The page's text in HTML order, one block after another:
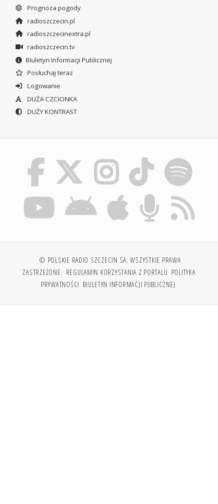
Prognoza pogody
radioszczecin.pl
radioszczecinextra.pl
radioszczecin.tv
Biuletyn Informacji Publicznej
Posłuchaj teraz
Logowanie
DUŻA CZCIONKA
DUŻY KONTRAST
© POLSKIE RADIO SZCZECIN SA. WSZYSTKIE PRAWA
ZASTRZEŻONE. REGULAMIN KORZYSTANIA Z PORTALU POLITYKA
PRYWATNOŚCI BIULETYN INFORMACJI PUBLICZNEJ